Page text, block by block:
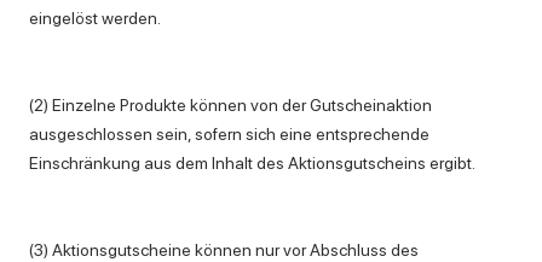
eingelöst werden.
(2) Einzelne Produkte können von der Gutscheinaktion
ausgeschlossen sein, sofern sich eine entsprechende
Einschränkung aus dem Inhalt des Aktionsgutscheins ergibt.
(3) Aktionsgutscheine können nur vor Abschluss des